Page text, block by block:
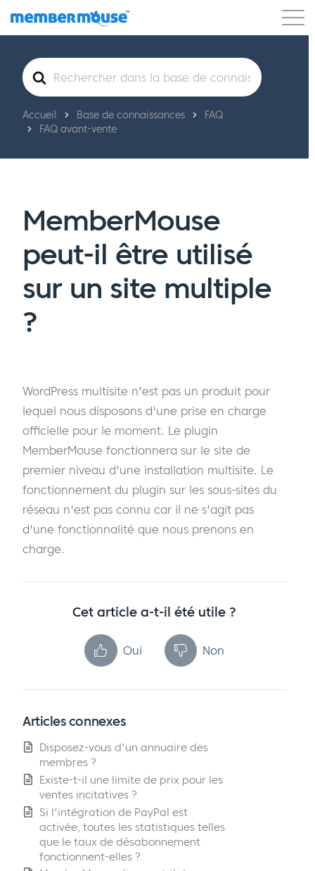
Caractéristiques Clients Tarification
Commencer
Rechercher
Accueil Base de connaissances
FAQ
FAQ avant-vente
MemberMouse
peut-il être utilisé
sur un site multiple
?
WordPress multisite n'est pas un produit pour
lequel nous disposons d'une prise en charge
officielle pour le moment. Le plugin
MemberMouse fonctionnera sur le site de
premier niveau d'une installation multisite. Le
fonctionnement du plugin sur les sous-sites du
réseau n'est pas connu car il ne s'agit pas
d'une fonctionnalité que nous prenons en
charge.
Cet article a-t-il été utile ?
Oui Non
Articles connexes
Disposez-vous d'un annuaire des
membres ?
Existe-t-il une limite de prix pour les
ventes incitatives ?
Si l'intégration de PayPal est
activée, toutes les statistiques telles
que le taux de désabonnement
fonctionnent-elles ?